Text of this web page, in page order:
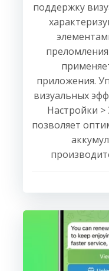
поддержку
приложения.
визуальных
Настройки >
позволяет